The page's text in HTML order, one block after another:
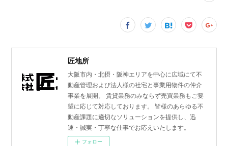
匠地所
大阪市内・北摂・阪神エリアを中心に広域にて不
動産管理および法人様の社宅と事業用物件の仲介
事業を展開。 賃貸業務のみならず売買業務もご要
望に応じて対応しております。 皆様のあらゆる不
動産課題に適切なソリューションを提供し、迅
速・誠実・丁寧な仕事でお応えいたします。
フォロー